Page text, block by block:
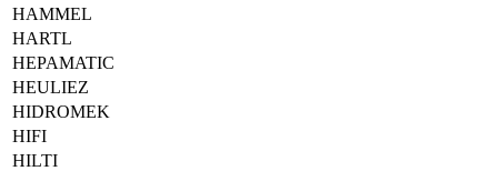
HAMMEL
HARTL
HEPAMATIC
HEULIEZ
HIDROMEK
HIFI
HILTI